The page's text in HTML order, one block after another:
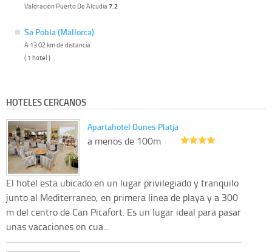
Valoracion Puerto De Alcudia 7.2
Sa Pobla (Mallorca)
A 13.02 km de distancia
( 1 hotel )
HOTELES CERCANOS
Apartahotel Dunes Platja
a menos de 100m
El hotel esta ubicado en un lugar privilegiado y tranquilo
junto al Mediterraneo, en primera linea de playa y a 300
m del centro de Can Picafort. Es un lugar ideal para pasar
unas vacaciones en cua...